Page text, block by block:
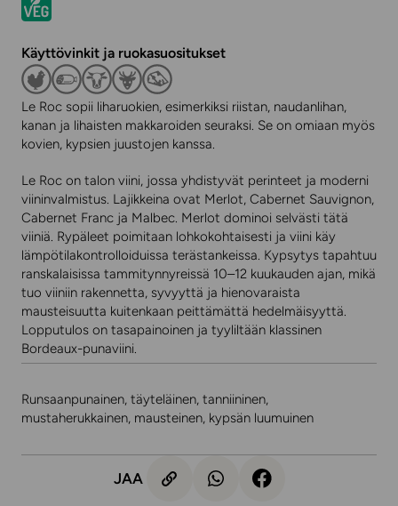
Käyttövinkit ja ruokasuositukset
Le Roc sopii liharuokien, esimerkiksi riistan, naudanlihan,
kanan ja lihaisten makkaroiden seuraksi. Se on omiaan myös
kovien, kypsien juustojen kanssa.
Le Roc on talon viini, jossa yhdistyvät perinteet ja moderni
viininvalmistus. Lajikkeina ovat Merlot, Cabernet Sauvignon,
Cabernet Franc ja Malbec. Merlot dominoi selvästi tätä
viiniä. Rypäleet poimitaan lohkokohtaisesti ja viini käy
lämpötilakontrolloiduissa terästankeissa. Kypsytys tapahtuu
ranskalaisissa tammitynnyreissä 10–12 kuukauden ajan, mikä
tuo viiniin rakennetta, syvyyttä ja hienovaraista
mausteisuutta kuitenkaan peittämättä hedelmäisyyttä.
Lopputulos on tasapainoinen ja tyyliltään klassinen
Bordeaux-punaviini.
Runsaanpunainen, täyteläinen, tanniininen,
mustaherukkainen, mausteinen, kypsän luumuinen
JAA